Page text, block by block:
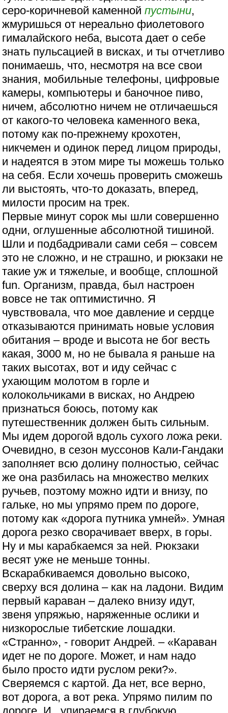
серо-коричневой каменнойпустыни,
жмуришься от нереально фиолетового
гималайского неба, высота дает о себе
знать пульсацией в висках, и ты отчетливо
понимаешь, что, несмотря на все свои
знания, мобильные телефоны, цифровые
камеры, компьютеры и баночное пиво,
ничем, абсолютно ничем не отличаешься
от какого-то человека каменного века,
потому как по-прежнему крохотен,
никчемен и одинок перед лицом природы,
и надеятся в этом мире ты можешь только
на себя. Если хочешь проверить сможешь
ли выстоять, что-то доказать, вперед,
милости просим на трек.
Первые минут сорок мы шли совершенно
одни, оглушенные абсолютной тишиной.
Шли и подбадривали сами себя – совсем
это не сложно, и не страшно, и рюкзаки не
такие уж и тяжелые, и вообще, сплошной
fun. Организм, правда, был настроен
вовсе не так оптимистично. Я
чувствовала, что мое давление и сердце
отказываются принимать новые условия
обитания – вроде и высота не бог весть
какая, 3000 м, но не бывала я раньше на
таких высотах, вот и иду сейчас с
ухающим молотом в горле и
колокольчиками в висках, но Андрею
признаться боюсь, потому как
путешественник должен быть сильным.
Мы идем дорогой вдоль сухого ложа реки.
Очевидно, в сезон муссонов Кали-Гандаки
заполняет всю долину полностью, сейчас
же она разбилась на множество мелких
ручьев, поэтому можно идти и внизу, по
гальке, но мы упрямо прем по дороге,
потому как «дорога путника умней». Умная
дорога резко сворачивает вверх, в горы.
Ну и мы карабкаемся за ней. Рюкзаки
весят уже не меньше тонны.
Вскарабкиваемся довольно высоко,
сверху вся долина – как на ладони. Видим
первый караван – далеко внизу идут,
звеня упряжью, наряженные ослики и
низкорослые тибетские лошадки.
«Странно», - говорит Андрей. – «Караван
идет не по дороге. Может, и нам надо
было просто идти руслом реки?».
Сверяемся с картой. Да нет, все верно,
вот дорога, а вот река. Упрямо пилим по